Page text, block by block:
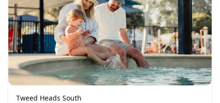
Tweed Heads South